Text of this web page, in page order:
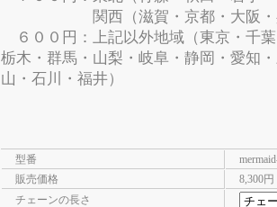
関西（滋賀・京都・大阪・兵
６００円：上記以外地域（東京・千
栃木・群馬・山梨・岐阜・静岡・愛知
山・石川・福井）
型番
販売価格
8,300円
チェーンの長さ